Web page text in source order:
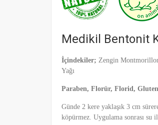
Medikil Bentonit
İçindekiler; Zengin
Yağı
Paraben, Florür, Florid,
Günde 2 kere yaklaşık 3 cm
köpürmez. Uygulama sonrası su